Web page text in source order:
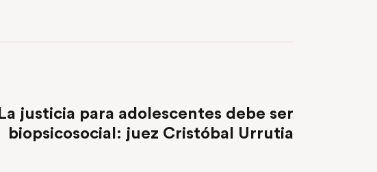
La justicia para adolescentes debe ser
biopsicosocial: juez Cristóbal Urrutia